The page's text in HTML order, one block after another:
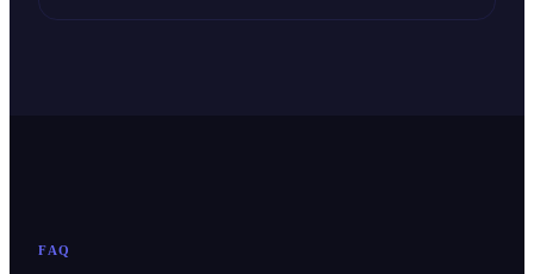
FAQ